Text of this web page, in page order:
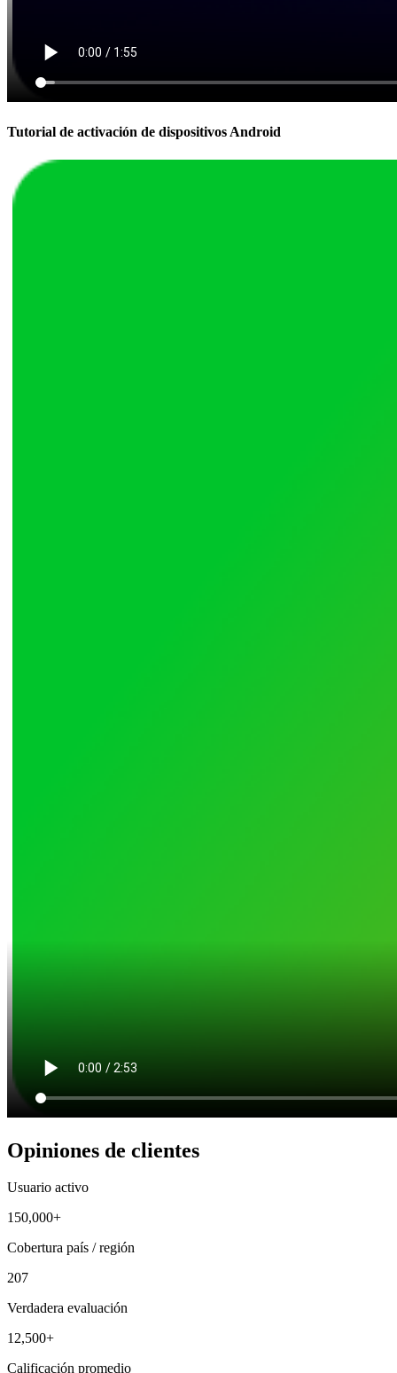
Tutorial de activación de dispositivos Android
Opiniones de clientes
Usuario activo
150,000+
Cobertura país / región
207
Verdadera evaluación
12,500+
Calificación promedio